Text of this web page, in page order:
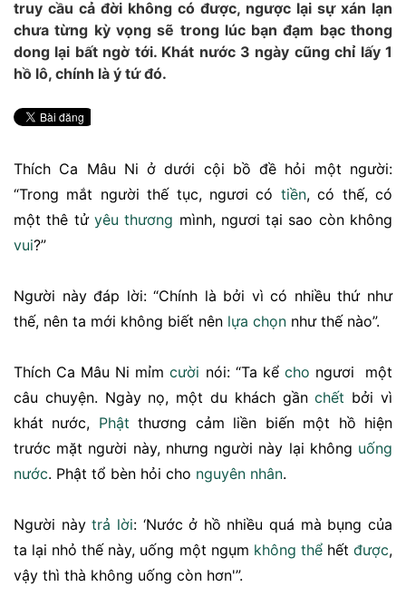
truy cầu cả đời không có được, ngược lại sự xán lạn
chưa từng kỳ vọng sẽ trong lúc bạn đạm bạc thong
dong lại bất ngờ tới. Khát nước 3 ngày cũng chỉ lấy 1
hồ lô, chính là ý tứ đó.
Thích Ca Mâu Ni ở dưới cội bồ đề hỏi một người:
“Trong mắt người thế tục, ngươi có tiền, có thế, có
một thê tử yêu thương mình, ngươi tại sao còn không
vui?”
Người này đáp lời: “Chính là bởi vì có nhiều thứ như
thế, nên ta mới không biết nên lựa chọn như thế nào”.
Thích Ca Mâu Ni mỉmcười nói: “Ta kể cho ngươi một
câu chuyện. Ngày nọ, một du khách gầnchết bởi vì
khát nước, Phật thương cảm liền biến một hồ hiện
trước mặt người này, nhưng người này lại không uống
nước. Phật tổ bèn hỏi cho nguyên nhân.
Người nàytrả lời: ‘Nước ở hồ nhiều quá mà bụng của
ta lại nhỏ thế này, uống một ngụm không thểhếtđược,
vậy thì thà không uống còn hơn'”.